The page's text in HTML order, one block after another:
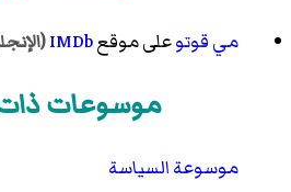
مي قوتوعلى موقعIMDb
موسوعات
موسوعة السياسة